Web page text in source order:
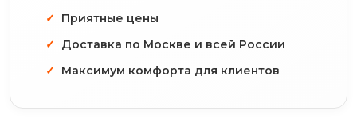
Приятные цены
Доставка по Москве и всей России
Максимум комфорта для клиентов